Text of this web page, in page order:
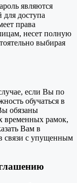
являются
доступа
права
несет полную
выбирая
если Вы по
обучаться в
обязаны
временных рамок,
Вам в
связи с упущенным